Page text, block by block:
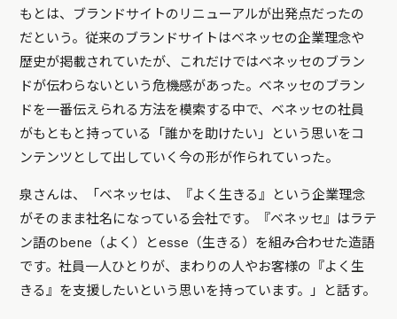
もとは、ブランドサイトのリニューアルが出発点だったの
だという。従来のブランドサイトはベネッセの企業理念や
歴史が掲載されていたが、これだけではベネッセのブラン
ドが伝わらないという危機感があった。ベネッセのブラン
ドを一番伝えられる方法を模索する中で、ベネッセの社員
がもともと持っている「誰かを助けたい」という思いをコ
ンテンツとして出していく今の形が作られていった。
泉さんは、「ベネッセは、『よく生きる』という企業理念
がそのまま社名になっている会社です。『ベネッセ』はラテ
ン語のbene（よく）とesse（生きる）を組み合わせた造語
です。社員一人ひとりが、まわりの人やお客様の『よく生
きる』を支援したいという思いを持っています。」と話す。